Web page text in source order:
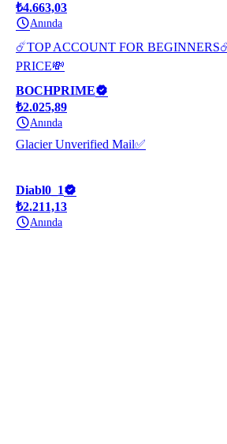
₺4.663,03
Anında
☄️TOP ACCOUNT FOR
PRICE💸
BOCHPRIME
₺2.025,89
Anında
Glacier Unverified Mail✅
Diabl0_1
₺2.211,13
Anında